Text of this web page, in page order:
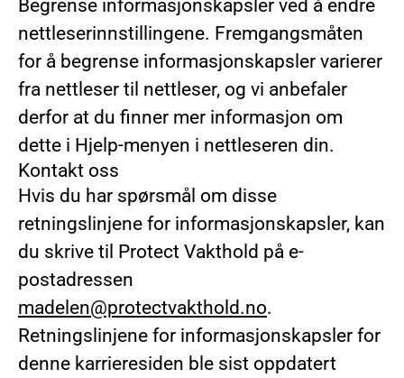
Begrense informasjonskapsler ved å endre
nettleserinnstillingene. Fremgangsmåten
for å begrense informasjonskapsler varierer
fra nettleser til nettleser, og vi anbefaler
derfor at du finner mer informasjon om
dette i Hjelp-menyen i nettleseren din.
Kontakt oss
Hvis du har spørsmål om disse
retningslinjene for informasjonskapsler, kan
du skrive til Protect Vakthold på e-
postadressen
madelen@protectvakthold.no.
Retningslinjene for informasjonskapsler for
denne karrieresiden ble sist oppdatert